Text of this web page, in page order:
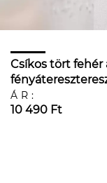
Csíkos tört fehér
ÁR:
10 490 Ft